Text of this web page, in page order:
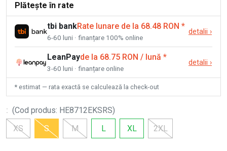
Plătește în rate
tbi bankRate lunare de la 68.48 RON *
6-60 luni · finanțare 100% online
detalii ›
LeanPayde la 68.75 RON / lună *
3-60 luni · finanțare online
detalii ›
* estimat — rata exactă se calculează la check-out
: (Cod produs: HE8712EKSRS)
XS
S M L XL 2XL